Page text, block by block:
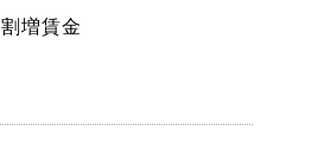
割増賃金